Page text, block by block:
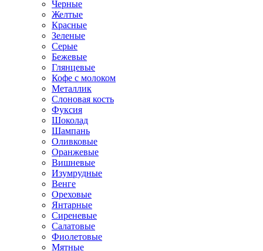
Черные
Желтые
Красные
Зеленые
Серые
Бежевые
Глянцевые
Кофе с молоком
Металлик
Слоновая кость
Фуксия
Шоколад
Шампань
Оливковые
Оранжевые
Вишневые
Изумрудные
Венге
Ореховые
Янтарные
Сиреневые
Салатовые
Фиолетовые
Мятные